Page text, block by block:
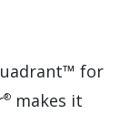
for
® makes it